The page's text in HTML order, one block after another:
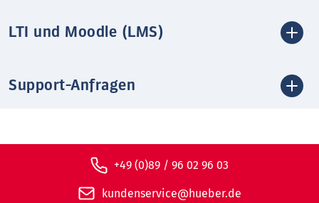
LTI und Moodle (LMS)
Support-Anfragen
+49 (0)89 / 96 02 96 03
kundenservice@hueber.de